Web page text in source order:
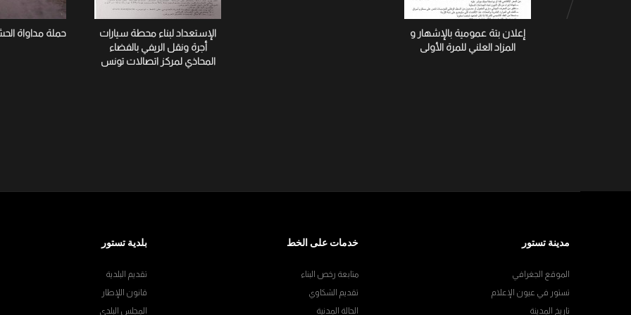
إعلان بتة عمومية بالإشهار و
المزاد العلني للمرة الأولى
الإستعداد لبناء محطة سيارات
أجرة ونقل الريفي بالفضاء
المحاذي لمركز اتصالات تونس
حملة مداواة
مدينة تستور
الموقع الجغرافي
تستور في عيون الإعلام
تاريخ المدينة
خدمات على الخط
متابعة رخص البناء
تقديم الشكاوي
الحالة المدنية
بلدية تستور
تقديم البلدية
قانون اللإطار
المجلس البلدي